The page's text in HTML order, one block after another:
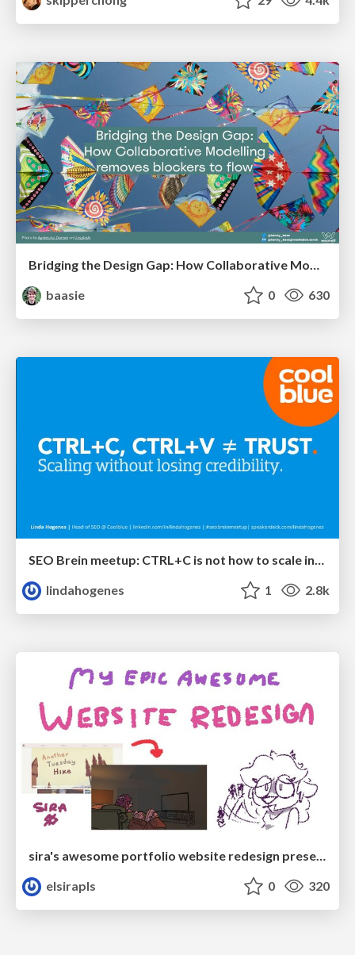
Bridging the Design Gap: How Collaborative Modelling removes blockers to flow between stakeholders and teams @FastFlow conf
baasie
0 630
SEO Brein meetup: CTRL+C is not how to scale international SEO
lindahogenes
1 2.8k
elsirapls
0 320